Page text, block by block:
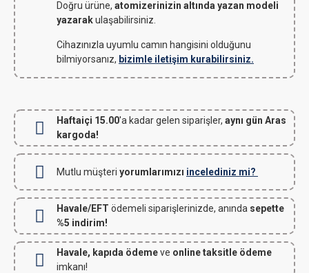
Doğru ürüne, atomizerinizin altında yazan modeli
yazarakulaşabilirsiniz.
Cihazınızla uyumlu camın hangisini olduğunu
bilmiyorsanız, bizimle iletişim kurabilirsiniz.
Haftaiçi 15.00'a kadar gelen siparişler, aynı gün Aras
kargoda!
Mutlu müşteri yorumlarımızı incelediniz mi?
Havale/EFT ödemeli siparişlerinizde, anında sepette
%5 indirim!
Havale, kapıda ödemeve online taksitle ödeme
imkanı!